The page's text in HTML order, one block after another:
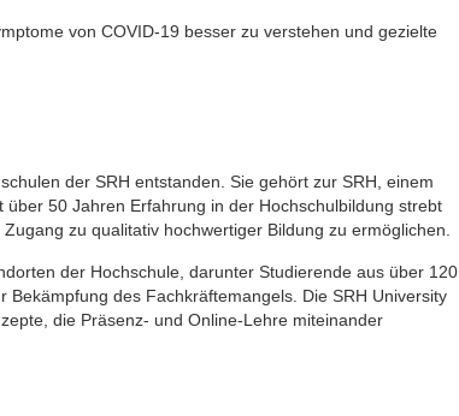
von COVID-19 besser zu verstehen und gezielte
der SRH entstanden. Sie gehört zur SRH, einem
50 Jahren Erfahrung in der Hochschulbildung strebt
zu qualitativ hochwertiger Bildung zu ermöglichen.
der Hochschule, darunter Studierende aus über 120
des Fachkräftemangels. Die SRH University
die Präsenz- und Online-Lehre miteinander